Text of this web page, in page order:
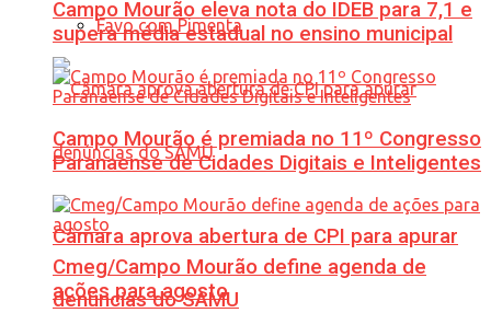
Favo com Pimenta
Câmara aprova abertura de CPI para apurar
denúncias do SAMU
Campo Mourão eleva nota do IDEB para 7,1 e
supera média estadual no ensino municipal
Campo Mourão é premiada no 11º Congresso
Paranaense de Cidades Digitais e Inteligentes
Cmeg/Campo Mourão define agenda de
ações para agosto